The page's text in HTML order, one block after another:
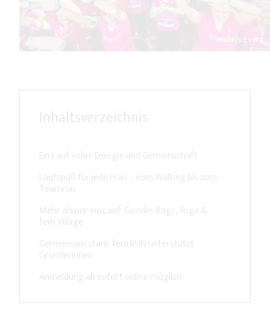
eichels:Event
Inhaltsverzeichnis
Ein Lauf voller Energie und Gemeinschaft
Laufspaß für jede Frau – vom Walking bis zum
Teamrun
Mehr als nur ein Lauf: Goodie-Bags, Yoga &
fem.Village
Gemeinsam stark: fem.RUN unterstützt
Gründerinnen
Anmeldung ab sofort online möglich